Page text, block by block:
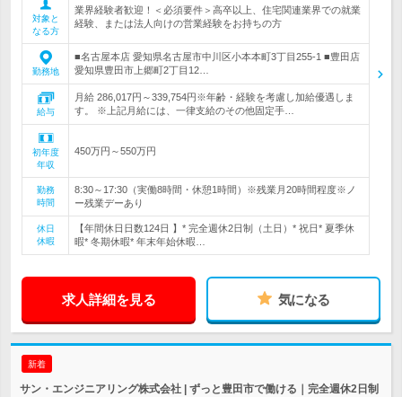
対象と
なる方
業界経験者歓迎！＜必須要件＞高卒以上、住宅関連業界での就業
経験、または法人向けの営業経験をお持ちの方
勤務地
■名古屋本店 愛知県名古屋市中川区小本本町3丁目255-1 ■豊田店
愛知県豊田市上郷町2丁目12…
給与
月給 286,017円～339,754円※年齢・経験を考慮し加給優遇しま
す。 ※上記月給には、一律支給のその他固定手…
初年度
年収
450万円～550万円
勤務
時間
8:30～17:30（実働8時間・休憩1時間）※残業月20時間程度※ノ
ー残業デーあり
休日
休暇
【年間休日日数124日 】* 完全週休2日制（土日）* 祝日* 夏季休
暇* 冬期休暇* 年末年始休暇…
求人詳細を見る 気になる
新着
サン・エンジニアリング株式会社 | ずっと豊田市で働ける｜完全週休2日制